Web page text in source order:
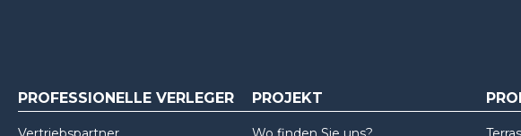
PROFESSIONELLE VERLEGER PROJEKT